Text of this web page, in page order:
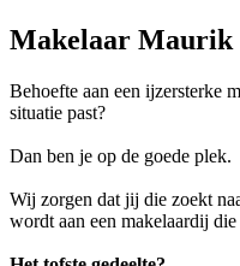
Makelaar Maurik
Behoefte aan een ijzersterke
situatie past?
Dan ben je op de goede plek.
Wij zorgen dat jij die zoekt
wordt aan een makelaardij